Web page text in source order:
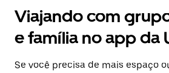
Viajando com
e família no app da
Se você precisa de mais espaço